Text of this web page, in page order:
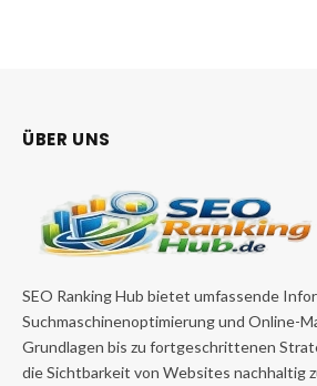
ÜBER UNS
SEO Ranking Hub bietet umfassende
Suchmaschinenoptimierung und Online-
Grundlagen bis zu fortgeschrittenen
die Sichtbarkeit von Websites nachhaltig